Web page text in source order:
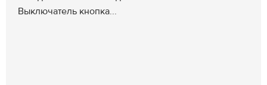
Выключатель кнопка...